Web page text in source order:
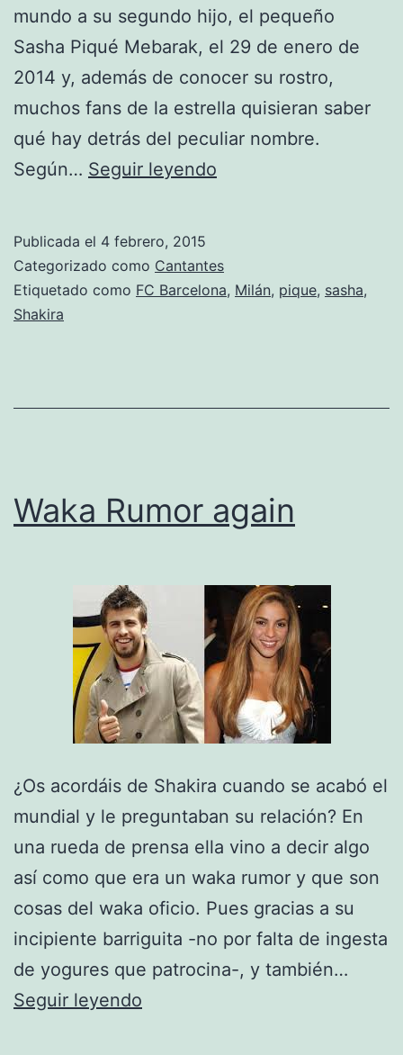
mundo a su segundo hijo, el pequeño
Sasha Piqué Mebarak, el 29 de enero de
2014 y, además de conocer su rostro,
muchos fans de la estrella quisieran saber
qué hay detrás del peculiar nombre.
Según… Seguir leyendo
explican
por
hijo
Sasha
Publicada el 4 febrero, 2015
Categorizado como Cantantes
Etiquetado como FC Barcelona, Milán, pique, sasha,
Shakira
Waka Rumor again
¿Os acordáis de Shakira cuando se acabó el
mundial y le preguntaban su relación? En
una rueda de prensa ella vino a decir algo
así como que era un waka rumor y que son
cosas del waka oficio. Pues gracias a su
incipiente barriguita -no por falta de ingesta
de yogures que patrocina-, y también…
Seguir leyendo